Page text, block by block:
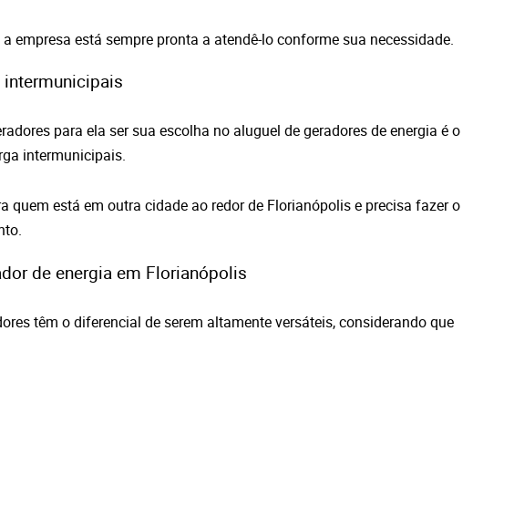
empresa está sempre pronta a atendê-lo conforme sua necessidade.
intermunicipais
para ela ser sua escolha no aluguel de geradores de energia é o
intermunicipais.
quem está em outra cidade ao redor de Florianópolis e precisa fazer o
de energia em Florianópolis
têm o diferencial de serem altamente versáteis, considerando que